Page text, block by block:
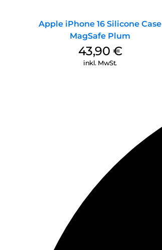
Apple iPhone 16 Silicone Case
MagSafe Plum
43,90 €
inkl. MwSt.